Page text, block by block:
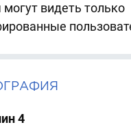
видеть только
4